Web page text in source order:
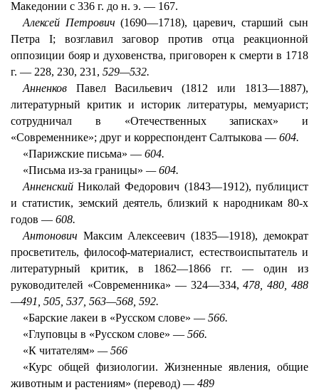
Македонии с 336 г. до н. э. — 167.
Алексей Петрович(1690—1718), царевич, старший сын
Петра I; возглавил заговор против отца реакционной
оппозиции бояр и духовенства, приговорен к смерти в 1718
г. — 228, 230, 231, 529—532.
Анненков Павел Васильевич (1812 или 1813—1887),
литературный критик и историк литературы, мемуарист;
сотрудничал в «Отечественных записках» и
«Современнике»; друг и корреспондент Салтыкова — 604.
«Парижские письма» — 604.
«Письма из-за границы» — 604.
АнненскийНиколай Федорович (1843—1912), публицист
и статистик, земский деятель, близкий к народникам 80-х
годов — 608.
Антонович Максим Алексеевич (1835—1918), демократ
просветитель, философ-материалист, естествоиспытатель и
литературный критик, в 1862—1866 гг. — один из
руководителей «Современника» — 324—334,478, 480, 488
—491, 505, 537, 563—568, 592.
«Барские лакеи в «Русском слове» — 566.
«Глуповцы в «Русском слове» — 566.
«К читателям» — 566
«Курс общей физиологии. Жизненные явления, общие
животным и растениям» (перевод) — 489